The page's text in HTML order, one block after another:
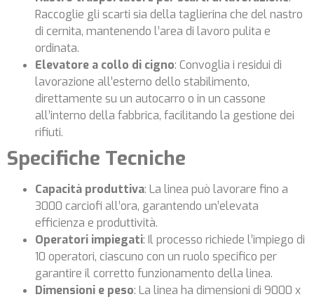
Raccoglie gli scarti sia della taglierina che del nastro
di cernita, mantenendo l’area di lavoro pulita e
ordinata.
Elevatore a collo di cigno: Convoglia i residui di
lavorazione all’esterno dello stabilimento,
direttamente su un autocarro o in un cassone
all’interno della fabbrica, facilitando la gestione dei
rifiuti.
Specifiche Tecniche
Capacità produttiva: La linea può lavorare fino a
3000 carciofi all’ora, garantendo un’elevata
efficienza e produttività.
Operatori impiegati: Il processo richiede l’impiego di
10 operatori, ciascuno con un ruolo specifico per
garantire il corretto funzionamento della linea.
Dimensioni e peso: La linea ha dimensioni di 9000 x